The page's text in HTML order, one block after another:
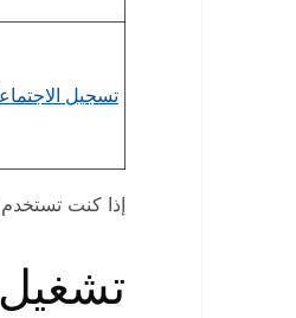
تسجيل
إذا كنت تستخدم Webex Training، فيمكنك تسجيل جلسات التدريب الخاصة بك